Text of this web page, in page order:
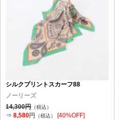
シルクプリントスカーフ88
ノーリーズ
14,300円（税込）
⇒8,580円 （税込） [40%OFF]